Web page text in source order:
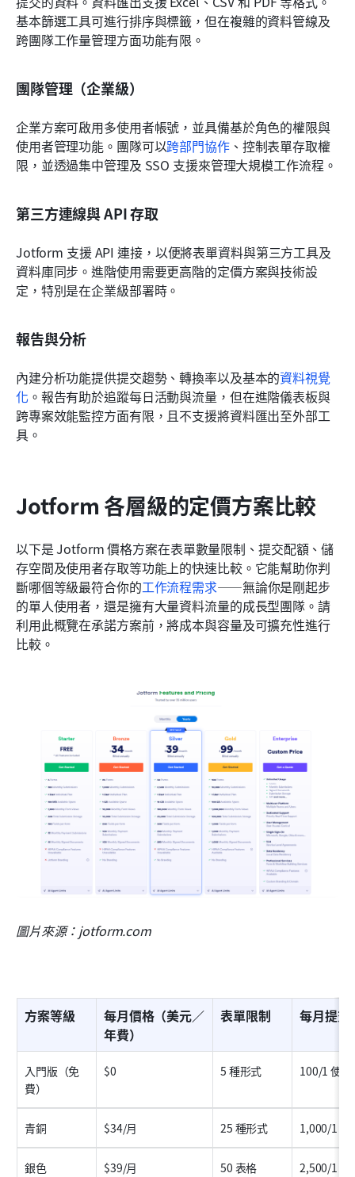
基本篩選工具可進行排序與標籤，但在複雜的資料管線及
跨團隊工作量管理方面功能有限。
團隊管理（企業級）
企業方案可啟用多使用者帳號，並具備基於角色的權限與
使用者管理功能。團隊可以跨部門協作、控制表單存取權
限，並透過集中管理及 SSO 支援來管理大規模工作流程。
第三方連線與 API 存取
Jotform 支援 API 連接，以便將表單資料與第三方工具及
資料庫同步。進階使用需要更高階的定價方案與技術設
定，特別是在企業級部署時。
報告與分析
內建分析功能提供提交趨勢、轉換率以及基本的資料視覺
化 。報告有助於追蹤每日活動與流量，但在進階儀表板與
跨專案效能監控方面有限，且不支援將資料匯出至外部工
具。
Jotform 各層級的定價方案比較
以下是 Jotform 價格方案在表單數量限制、提交配額、儲
存空間及使用者存取等功能上的快速比較。它能幫助你判
斷哪個等級最符合你的工作流程需求——無論你是剛起步
的單人使用者，還是擁有大量資料流量的成長型團隊。請
利用此概覽在承諾方案前，將成本與容量及可擴充性進行
比較。
圖片來源：jotform.com
方案等級
每月價格（美元／
年費）
表單限制 每月提交
入門版（免
費）
$0 5 種形式 100/1 使
青銅 $34/月 25 種形式 1,000/1 位
銀色 $39/月 50 表格 2,500/1 位